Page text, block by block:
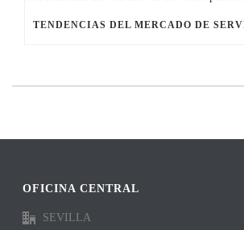
OFICINA CENTRAL
SEVILLA